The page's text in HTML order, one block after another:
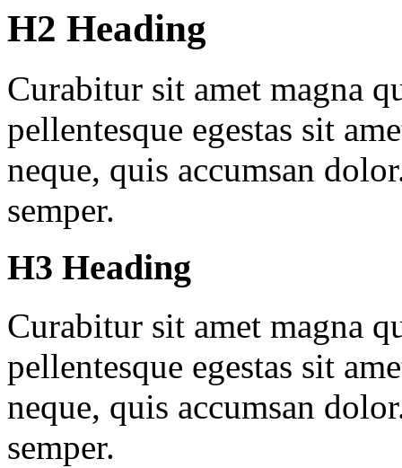
H2 Heading
Curabitur sit amet magna
pellentesque egestas sit
neque, quis accumsan
semper.
H3 Heading
Curabitur sit amet magna
pellentesque egestas sit
neque, quis accumsan
semper.